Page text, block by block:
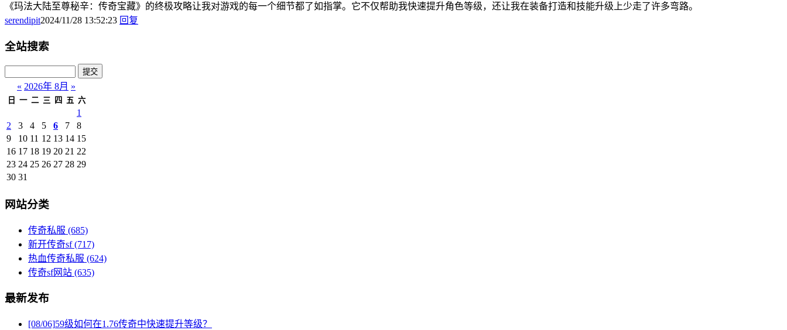
《玛法大陆至尊秘辛：传奇宝藏》的终极攻略让我对游戏的每一个细节都了如指掌。它不仅帮助我快速提升角色等级，还让我在装备打造和技能升级上少走了许多弯路。
serendipit2024/11/28 13:52:23 回复
全站搜索
« 2026年 8月 »
日 一 二 三 四 五 六
1
2
3 4 5 6 7
8
9
10 11 12 13 14 15
16 17 18 19 20 21 22
23 24 25 26 27 28 29
30 31
网站分类
传奇私服 (685)
新开传奇sf(717)
热血传奇私服 (624)
传奇sf网站 (635)
最新发布
[08/06]59级如何在1.76传奇中快速提升等级？